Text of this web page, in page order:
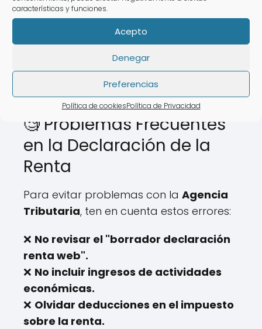
características y funciones.
Acepto
Denegar
Preferencias
Política de cookiesPolítica de Privacidad
AsesoraTechpuedes presentar
tu declaración de la renta sin salir de
🧐 Problemas Frecuentes
en la Declaración de la
Renta
Para evitar problemas con la Agencia
Tributaria, ten en cuenta estos errores:
❌ No revisar el "borrador declaración
renta web".
❌ No incluir ingresos de actividades
económicas.
❌ Olvidar deducciones en el impuesto
sobre la renta.